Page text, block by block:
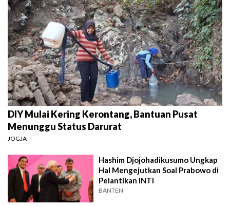
DIY Mulai Kering Kerontang, Bantuan Pusat
Menunggu Status Darurat
JOGJA
Hashim Djojohadikusumo Ungkap
Hal Mengejutkan Soal Prabowo di
Pelantikan INTI
BANTEN